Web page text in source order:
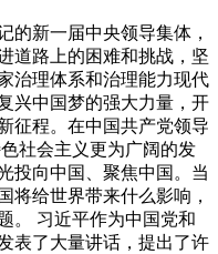
的新一届中央领导集体，
道路上的困难和挑战，坚
治理体系和治理能力现代
兴中国梦的强大力量，开
征程。在中国共产党领导
社会主义更为广阔的发
投向中国、聚焦中国。当
将给世界带来什么影响，
。 习近平作为中国党和
表了大量讲话，提出了许